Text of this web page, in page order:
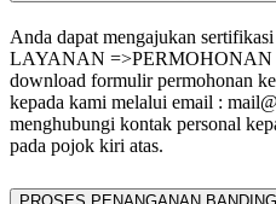
Anda dapat mengajukan
LAYANAN =>PERMOHONAN
download formulir permohonan
kepada kami melalui email :
menghubungi kontak personal
pada pojok kiri atas.